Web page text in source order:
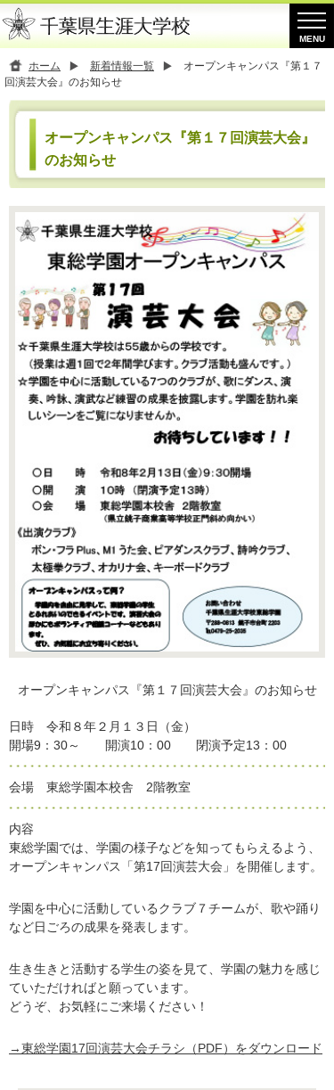
ホーム 新着情報一覧
オープンキャンパス『第１７
回演芸大会』のお知らせ
オープンキャンパス『第１７回演芸大会』
のお知らせ
オープンキャンパス『第１７回演芸大会』のお知らせ
日時 令和８年２月１３日（金）
開場9：30～ 開演10：00 閉演予定13：00
会場 東総学園本校舎 2階教室
内容
東総学園では、学園の様子などを知ってもらえるよう、
オープンキャンパス「第17回演芸大会」を開催します。
学園を中心に活動しているクラブ７チームが、歌や踊り
など日ごろの成果を発表します。
生き生きと活動する学生の姿を見て、学園の魅力を感じ
ていただければと願っています。
どうぞ、お気軽にご来場ください！
→東総学園17回演芸大会チラシ（PDF）をダウンロード